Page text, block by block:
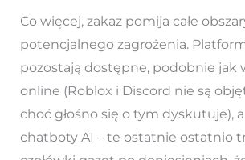
Co więcej, zakaz pomija całe
potencjalnego zagrożenia.
pozostają dostępne, podobnie jak
online (Roblox i Discord nie są
choć głośno się o tym dyskutuje),
chatboty AI – te ostatnie ostatnio